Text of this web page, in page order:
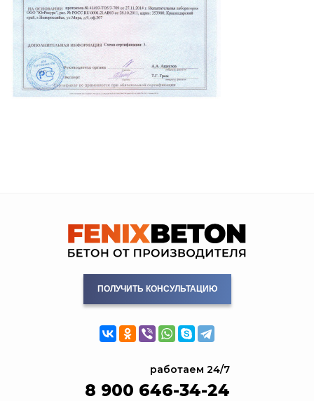
ПОЛУЧИТЬ КОНСУЛЬТАЦИЮ
работаем 24/7
8 900 646-34-24